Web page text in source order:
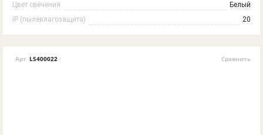
Цвет свечения
Белый
IP (пылевлагозащита)
20
Арт LS400022 Сравнить